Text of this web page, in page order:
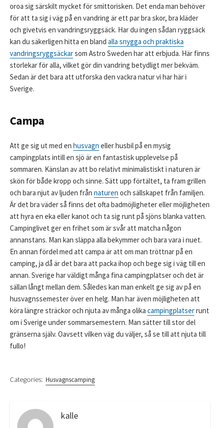
oroa sig särskilt mycket för smittorisken. Det enda man behöver
för att ta sig i väg på en vandring är ett par bra skor, bra kläder
och givetvis en vandringsryggsäck. Har du ingen sådan ryggsäck
kan du säkerligen hitta en bland alla snygga och praktiska
vandringsryggsäckarsom Astro Sweden har att erbjuda. Här finns
storlekar för alla, vilket gör din vandring betydligt mer bekväm.
Sedan är det bara att utforska den vackra natur vi har här i
Sverige.
Campa
Att ge sig ut med en husvagn eller husbil på en mysig
campingplats intill en sjö är en fantastisk upplevelse på
sommaren. Känslan av att bo relativt minimalistiskt i naturen är
skön för både kropp och sinne. Sätt upp förtältet, ta fram grillen
och bara njut av ljuden från naturen och sällskapet från familjen.
Är det bra väder så finns det ofta badmöjligheter eller möjligheten
att hyra en eka eller kanot och ta sig runt på sjöns blanka vatten.
Campinglivet ger en frihet som är svår att matcha någon
annanstans. Man kan släppa alla bekymmer och bara vara i nuet.
En annan fördel med att campa är att om man tröttnar på en
camping, ja då är det bara att packa ihop och bege sig i väg till en
annan. Sverige har väldigt många fina campingplatser och det är
sällan långt mellan dem. Således kan man enkelt ge sig av på en
husvagnssemester över en helg. Man har även möjligheten att
köra längre sträckor och njuta av många olika campingplatserrunt
om i Sverige under sommarsemestern. Man sätter till stor del
gränserna själv. Oavsett vilken väg du väljer, så se till att njuta till
fullo!
Categories: Husvagnscamping
kalle